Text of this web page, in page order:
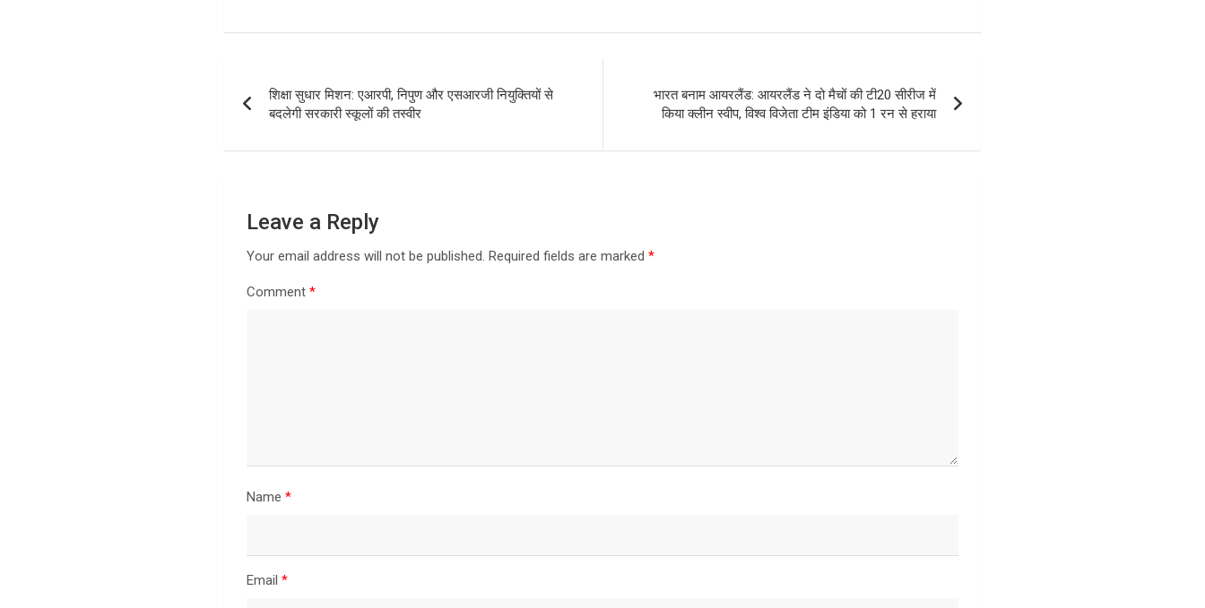
navigation
शिक्षा सुधार मिशन: एआरपी, निपुण और एसआरजी नियुक्तियों से
बदलेगी सरकारी स्कूलों की तस्वीर
भारत बनाम आयरलैंड: आयरलैंड ने दो मैचों की टी20 सीरीज में
किया क्लीन स्वीप, विश्व विजेता टीम इंडिया को 1 रन से हराया
Leave a Reply
Your email address will not be published. Required fields are marked*
Comment*
Name*
Email*